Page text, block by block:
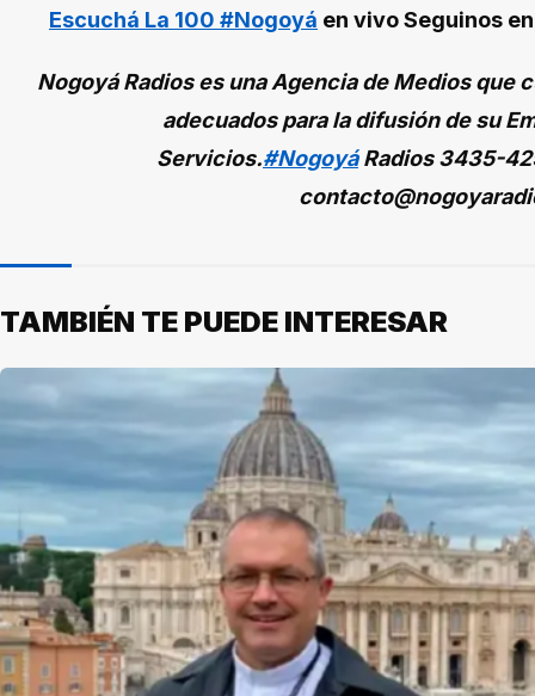
Escuchá La 100 #Nogoyá en vivoSeguinos
Nogoyá Radios es una Agencia de Medios
adecuados para la difusión de su
Servicios.#NogoyáRadios3435-
TAMBIÉN TE PUEDE INTERESAR